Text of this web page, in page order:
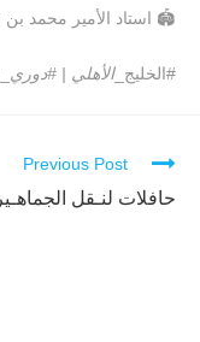
‏🏟️ استاد الأمير محمد بن
‏⁧‫#الخليج_الأهلي‬⁩ | ⁧‫#دوري
Continue
Reading
Previous Post
حافلات لنـقل